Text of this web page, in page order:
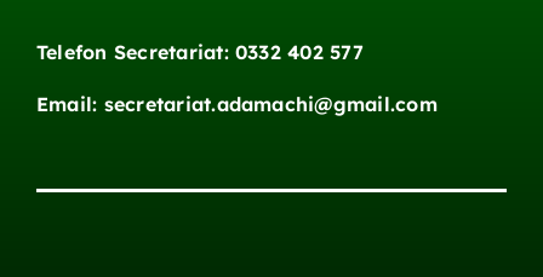
Telefon Secretariat: 0332 402 577
Email: secretariat.adamachi@gmail.com